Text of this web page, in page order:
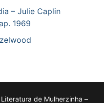
– Julie Caplin
1969
de Mulherzinha –